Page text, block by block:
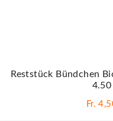
Reststück Bündchen
4.50
Fr.